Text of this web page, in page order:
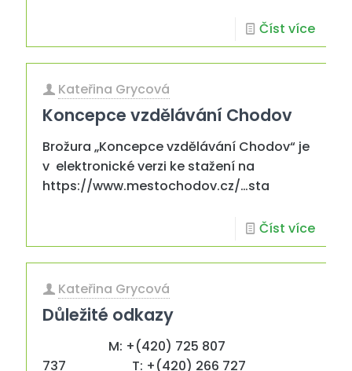
Číst více
Kateřina Grycová
Koncepce vzdělávání Chodov
Brožura „Koncepce vzdělávání Chodov“ je
v elektronické verzi ke stažení na
https://www.mestochodov.cz/…sta
Číst více
Kateřina Grycová
Důležité odkazy
M: +(420) 725 807
737 T: +(420) 266 727